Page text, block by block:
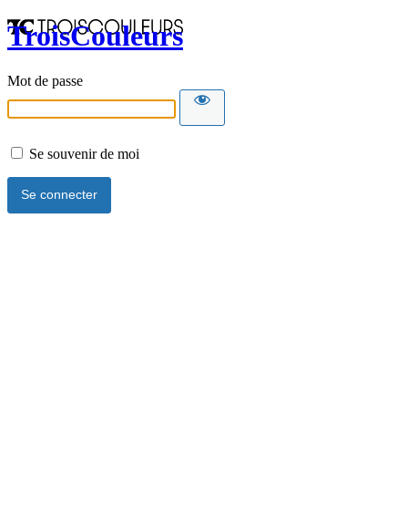
TroisCouleurs
Mot de passe
Se souvenir de moi